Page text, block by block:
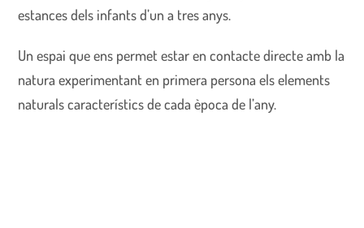
estances dels infants d’un a tres anys.
Un espai que ens permet estar en contacte directe amb la
natura experimentant en primera persona els elements
naturals característics de cada època de l’any.